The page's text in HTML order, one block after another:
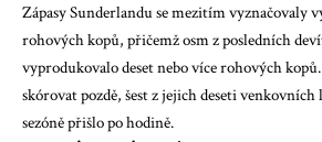
Zápasy Sunderlandu se mezitím vyznačovaly
rohových kopů, přičemž osm z posledních
vyprodukovalo deset nebo více rohových
skórovat pozdě, šest z jejich deseti
sezóně přišlo po hodině.